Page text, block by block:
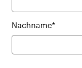
Nachname*